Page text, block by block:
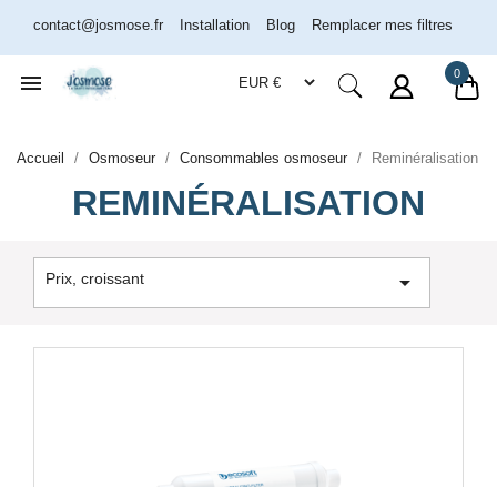
contact@josmose.fr Installation Blog Remplacer mes filtres
 0
Accueil Osmoseur Consommables osmoseur Reminéralisation
REMINÉRALISATION
Prix, croissant 